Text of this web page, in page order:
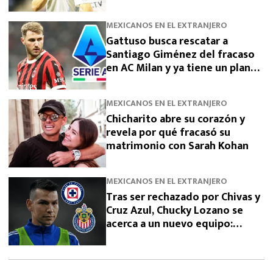
MEXICANOS EN EL EXTRANJERO
Gattuso busca rescatar a
Santiago Giménez del fracaso
en AC Milan y ya tiene un plan
MEXICANOS EN EL EXTRANJERO
Chicharito abre su corazón y
revela por qué fracasó su
matrimonio con Sarah Kohan
MEXICANOS EN EL EXTRANJERO
Tras ser rechazado por Chivas y
Cruz Azul, Chucky Lozano se
acerca a un nuevo equipo: